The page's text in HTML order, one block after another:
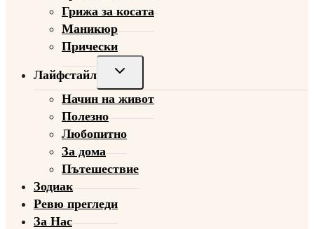
Грижа за косата
Маникюр
Прически
Лайфстайл
Toggle
child
menu
Начин на живот
Полезно
Любопитно
За дома
Пътешествие
Зодиак
Ревю прегледи
За Нас